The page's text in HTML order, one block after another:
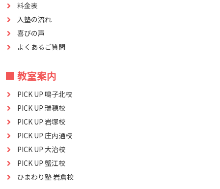
料金表
入塾の流れ
喜びの声
よくあるご質問
■ 教室案内
PICK UP 鳴子北校
PICK UP 瑞穂校
PICK UP 岩塚校
PICK UP 庄内通校
PICK UP 大治校
PICK UP 蟹江校
ひまわり塾 岩倉校